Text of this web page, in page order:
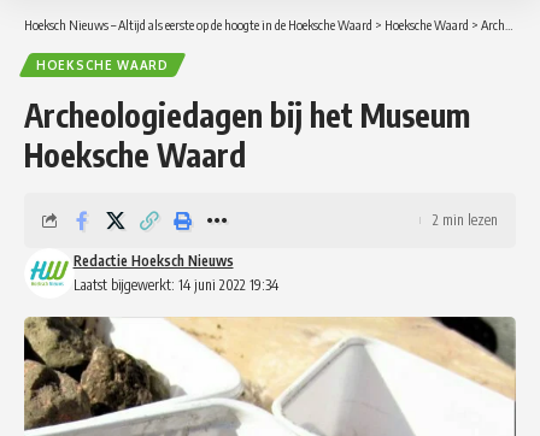
Hoeksch Nieuws – Altijd als eerste op de hoogte in de Hoeksche Waard > Hoeksche Waard > Archeologiedagen bij het Museum Hoeksche Waard
HOEKSCHE WAARD
Archeologiedagen bij het Museum
Hoeksche Waard
Laatst bijgewerkt: 14 juni 2022 19:34
Redactie Hoeksch Nieuws
2 min lezen